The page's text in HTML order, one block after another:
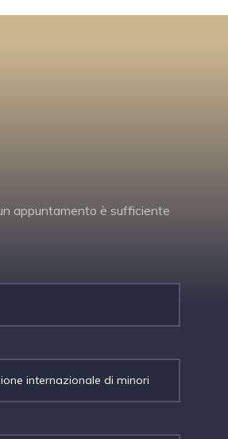
appuntamento è sufficiente